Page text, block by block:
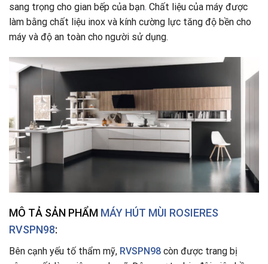
sang trọng cho gian bếp của bạn. Chất liệu của máy được
làm bằng chất liệu inox và kính cường lực tăng độ bền cho
máy và độ an toàn cho người sử dụng.
MÔ TẢ SẢN PHẨM MÁY HÚT MÙI ROSIERES
RVSPN98:
Bên cạnh yếu tố thẩm mỹ, RVSPN98 còn được trang bị